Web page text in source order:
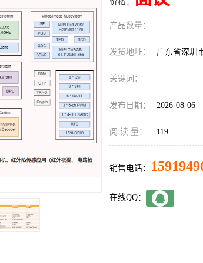
产品数量：
发货地址： 广东省深圳
关键词：
发布日期： 2026-08-06
阅 读 量： 119
销售电话：
在线QQ：